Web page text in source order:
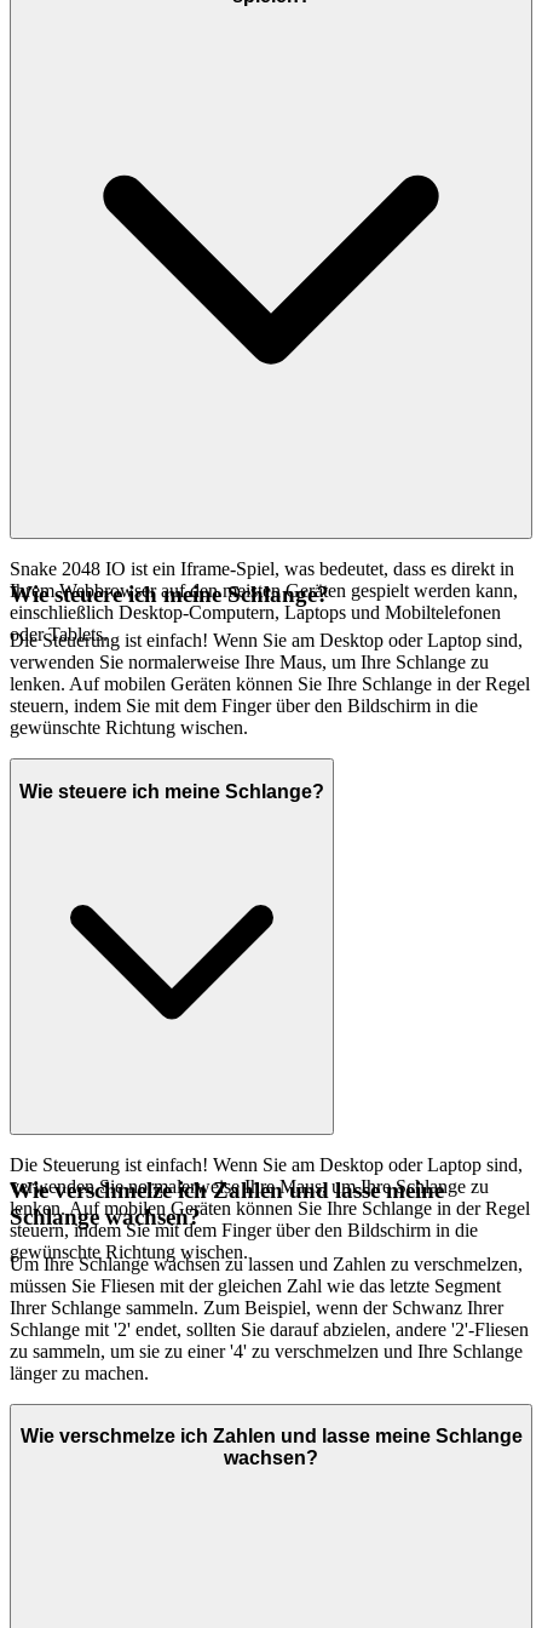
Snake 2048 IO ist ein Iframe-Spiel, was bedeutet, dass es direkt in
Ihrem Webbrowser auf den meisten Geräten gespielt werden kann,
einschließlich Desktop-Computern, Laptops und Mobiltelefonen
oder Tablets.
Wie steuere ich meine Schlange?
Die Steuerung ist einfach! Wenn Sie am Desktop oder Laptop sind,
verwenden Sie normalerweise Ihre Maus, um Ihre Schlange zu
lenken. Auf mobilen Geräten können Sie Ihre Schlange in der Regel
steuern, indem Sie mit dem Finger über den Bildschirm in die
gewünschte Richtung wischen.
Wie steuere ich meine Schlange?
Die Steuerung ist einfach! Wenn Sie am Desktop oder Laptop sind,
verwenden Sie normalerweise Ihre Maus, um Ihre Schlange zu
lenken. Auf mobilen Geräten können Sie Ihre Schlange in der Regel
steuern, indem Sie mit dem Finger über den Bildschirm in die
gewünschte Richtung wischen.
Wie verschmelze ich Zahlen und lasse meine
Schlange wachsen?
Um Ihre Schlange wachsen zu lassen und Zahlen zu verschmelzen,
müssen Sie Fliesen mit der gleichen Zahl wie das letzte Segment
Ihrer Schlange sammeln. Zum Beispiel, wenn der Schwanz Ihrer
Schlange mit '2' endet, sollten Sie darauf abzielen, andere '2'-Fliesen
zu sammeln, um sie zu einer '4' zu verschmelzen und Ihre Schlange
länger zu machen.
Wie verschmelze ich Zahlen und lasse meine Schlange
wachsen?